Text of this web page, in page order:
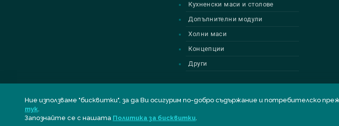
Кухненски маси и столове
Допълнителни модули
Холни маси
Концепции
Други
© Всички права запазениBELLONA| Designed byAlpha Best
Ние използваме "бисквитки", за да Ви осигурим по-добро съдържание и потребителско
тук.
Запознайте се с нашата Политика за бисквитки.